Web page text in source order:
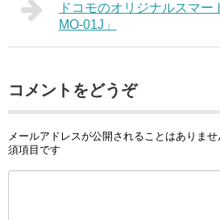
ドコモのオリジナルスマー
MO-01J」
コメントをどうぞ
メールアドレスが公開されることはありませ
須項目です